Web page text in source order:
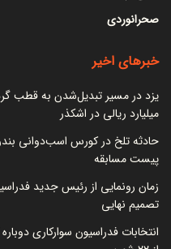
صحرانوردی
خبرهای اخیر
میلیارد ریالی در اشکذر
حادثه تلخ در کورس اسب‌دوانی
پیست مسابقه
تصمیم نهایی
انتخابات فدراسیون سوارکاری